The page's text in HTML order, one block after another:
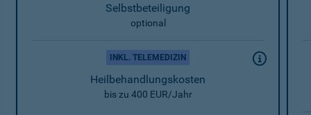
Selbstbeteiligung
optional
INKL. TELEMEDIZIN
Heilbehandlungskosten
bis zu 400 EUR/Jahr